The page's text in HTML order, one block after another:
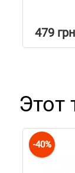
479 грн
Этот
-40%